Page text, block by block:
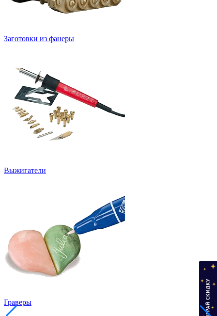
Заготовки из фанеры
Выжигатели
Граверы